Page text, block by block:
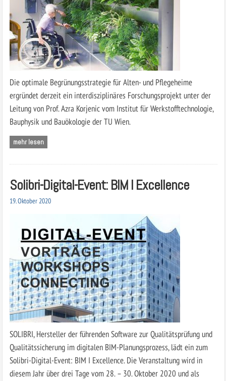
Die optimale Begrünungsstrategie für Alten- und Pflegeheime
ergründet derzeit ein interdisziplinäres Forschungsprojekt unter der
Leitung von Prof. Azra Korjenic vom Institut für Werkstofftechnologie,
Bauphysik und Bauökologie der TU Wien.
mehr lesen
Solibri-Digital-Event: BIM I Excellence
19. Oktober 2020
SOLIBRI, Hersteller der führenden Software zur Qualitätsprüfung und
Qualitätssicherung im digitalen BIM-Planungsprozess, lädt ein zum
Solibri-Digital-Event: BIM I Excellence. Die Veranstaltung wird in
diesem Jahr über drei Tage vom 28. – 30. Oktober 2020 und als